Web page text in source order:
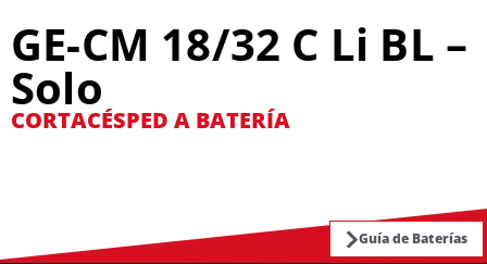
GE-CM 18/32 C Li BL –
Solo
CORTACÉSPED A BATERÍA
Guía de Baterías